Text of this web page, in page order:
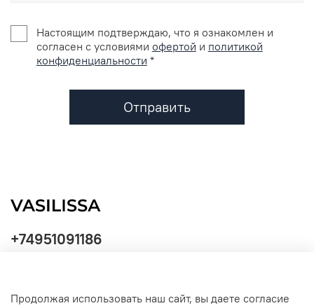
Настоящим подтверждаю, что я ознакомлен и
согласен с условиями офертой и политикой
конфиденциальности *
Отправить
+74951091186
Продолжая использовать наш сайт, вы даете согласие